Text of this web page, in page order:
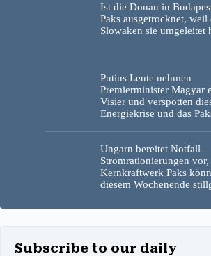
Ist die Donau in
Paks ausgetrocknet, weil
Slowaken sie umgeleitet
Putins Leute nehmen
Premierminister Magyar
Visier und verspotten
Energiekrise und das
Ungarn bereitet Notfall-
Stromrationierungen vor,
Kernkraftwerk Paks
diesem Wochenende
Subscribe to our daily